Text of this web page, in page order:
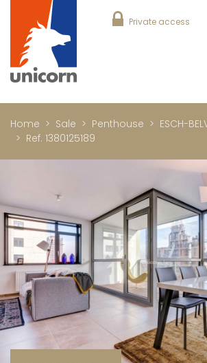
Private access
Home Sale Penthouse
ESCH-
Ref. 1380125189